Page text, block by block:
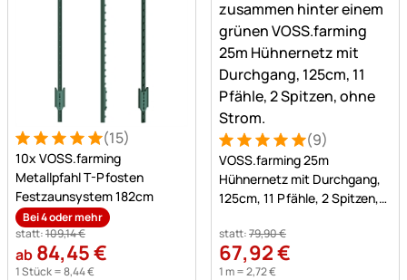
Bewertung: 5 von 5 (15 Bewertungen)
15 Bewertungen
(15)
10x VOSS.farming
Metallpfahl T-Pfosten
Festzaunsystem 182cm
Bei 4 oder mehr
statt:109,14€
ab 84,45€
1 Stück =8,44€
Bewertung: 5 von 5 (9
9 Bewertungen
(9)
VOSS.farming 25m
Hühnernetz mit Durchgang,
125cm, 11 Pfähle, 2 Spitzen,
statt:79,90€
67,92€
1 m =2,72€